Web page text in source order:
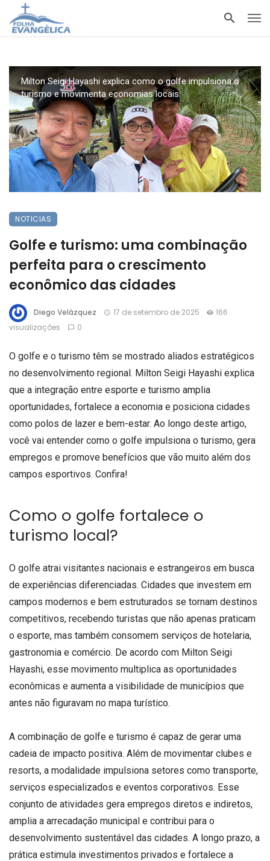
Milton Seigi Hayashi explica como o golfe impulsiona o
turismo e movimenta economias locais.
NOTICIAS
Golfe e turismo: uma combinação
perfeita para o crescimento
econômico das cidades
Diego Velázquez 17 de setembro de 2025
166
visualizações
0
O golfe e o turismo têm se mostrado aliados estratégicos
no desenvolvimento regional. Milton Seigi Hayashi explica
que a integração entre esporte e turismo amplia
oportunidades, fortalece a economia e posiciona cidades
como polos de lazer e bem-estar. Ao longo deste artigo,
você vai entender como o golfe impulsiona o turismo, gera
empregos e promove benefícios que vão muito além dos
campos esportivos. Confira!
Como o golfe fortalece o
turismo local?
O golfe atrai visitantes nacionais e estrangeiros em busca
de experiências diferenciadas. Cidades que investem em
campos modernos e bem estruturados se tornam destinos
competitivos, recebendo turistas que não apenas praticam
o esporte, mas também consomem serviços de hotelaria,
gastronomia e comércio. De acordo com Milton Seigi
Hayashi, esse movimento multiplica as oportunidades
econômicas e aumenta a visibilidade de municípios que
antes não figuravam no mapa turístico.
A combinação de golfe e turismo é capaz de gerar uma
cadeia de impacto positiva. Além de movimentar clubes e
resorts, a modalidade impulsiona setores como transporte,
serviços especializados e eventos corporativos. Esse
conjunto de atividades gera empregos diretos e indiretos,
amplia a arrecadação municipal e contribui para o
desenvolvimento sustentável das cidades. A longo prazo, a
prática estimula investimentos privados e fortalece a